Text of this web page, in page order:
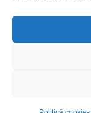
PLATA IN RATE